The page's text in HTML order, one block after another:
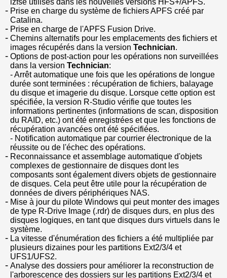
lzfse utilisés dans les nouvelles versions HFS+/APFS.
Prise en charge du système de fichiers APFS créé par
Catalina.
Prise en charge de l'APFS Fusion Drive.
Chemins alternatifs pour les emplacements des fichiers et
images récupérés dans la version Technician.
Options de post-action pour les opérations non surveillées
dans la version Technician:
- Arrêt automatique une fois que les opérations de longue
durée sont terminées : récupération de fichiers, balayage
du disque et imagerie du disque. Lorsque cette option est
spécifiée, la version R-Studio vérifie que toutes les
informations pertinentes (informations de scan, disposition
du RAID, etc.) ont été enregistrées et que les fonctions de
récupération avancées ont été spécifiées.
- Notification automatique par courrier électronique de la
réussite ou de l'échec des opérations.
Reconnaissance et assemblage automatique d'objets
complexes de gestionnaire de disques dont les
composants sont également divers objets de gestionnaire
de disques. Cela peut être utile pour la récupération de
données de divers périphériques NAS.
Mise à jour du pilote Windows qui peut monter des images
de type R-Drive Image (.rdr) de disques durs, en plus des
disques logiques, en tant que disques durs virtuels dans le
système.
La vitesse d'énumération des fichiers a été multipliée par
plusieurs dizaines pour les partitions Ext2/3/4 et
UFS1/UFS2.
Analyse des dossiers pour améliorer la reconstruction de
l'arborescence des dossiers sur les partitions Ext2/3/4 et